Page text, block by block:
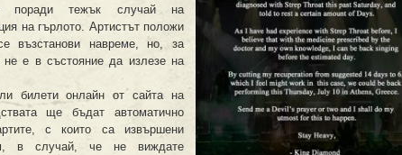
поради тежък случай на
на гърлото. Артистът положи
възстанови навреме, но, за
е в състояние да излезе на
билети онлайн от сайта на
ще бъдат автоматично
с които са извършени
в случай, че не виждате